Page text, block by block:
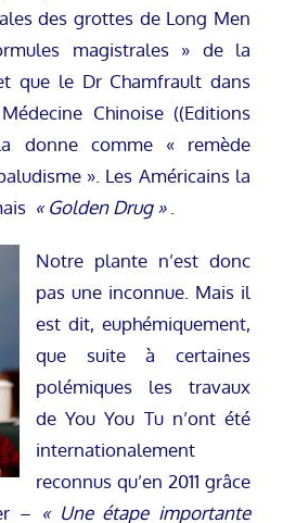
des grottes de Long Men
magistrales » de la
que le Dr Chamfrault dans
Chinoise ((Editions
donne comme « remède
». Les Américains la
« Golden Drug ».
Notre plante n’est donc
pas une inconnue. Mais il
est dit, euphémiquement,
que suite à certaines
polémiques les travaux
de You You Tu n’ont été
internationalement
reconnus qu’en 2011 grâce
– « Une étape importante